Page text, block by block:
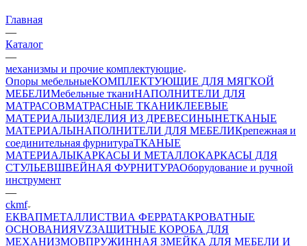
Главная
—
Каталог
—
механизмы и прочие комплектующие
Опоры мебельныеКОМПЛЕКТУЮЩИЕ ДЛЯ МЯГКОЙ
МЕБЕЛИМебельные тканиНАПОЛНИТЕЛИ ДЛЯ
МАТРАСОВМАТРАСНЫЕ ТКАНИКЛЕЕВЫЕ
МАТЕРИАЛЫИЗДЕЛИЯ ИЗ ДРЕВЕСИНЫНЕТКАНЫЕ
МАТЕРИАЛЫНАПОЛНИТЕЛИ ДЛЯ МЕБЕЛИКрепежная и
соединительная фурнитураТКАНЫЕ
МАТЕРИАЛЫКАРКАСЫ И МЕТАЛЛОКАРКАСЫ ДЛЯ
СТУЛЬЕВШВЕЙНАЯ ФУРНИТУРАОборудование и ручной
инструмент
—
ckmf
ЕКВАПМЕТАЛЛИСТВИА ФЕРРАТАКРОВАТНЫЕ
ОСНОВАНИЯVZЗАЩИТНЫЕ КОРОБА ДЛЯ
МЕХАНИЗМОВПРУЖИННАЯ ЗМЕЙКА ДЛЯ МЕБЕЛИ И